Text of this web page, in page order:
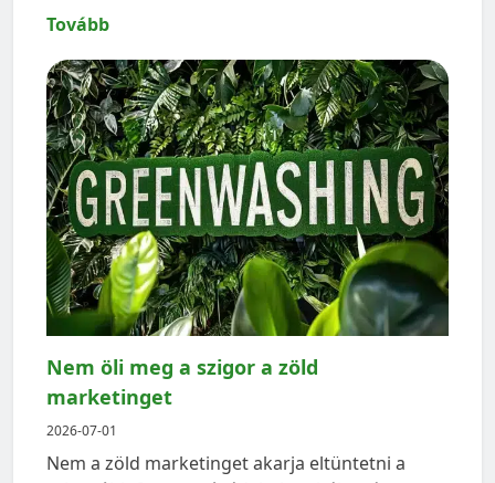
Tovább
Nem öli meg a szigor a zöld
marketinget
2026-07-01
Nem a zöld marketinget akarja eltüntetni a